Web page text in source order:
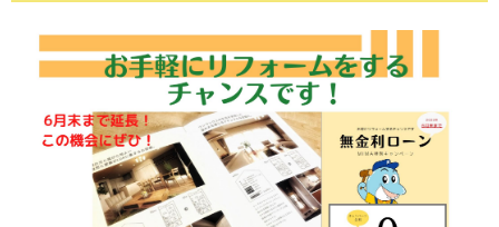
お客様の声
イベント情報
店舗＆モデルハウス紹介
スタッフ紹介
リフォームの流れ